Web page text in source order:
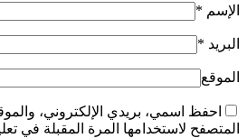
الإسم *
البريد *
الموقع
احفظ اسمي، بريدي الإلكتروني،
المتصفح لاستخدامها المرة المقبلة في